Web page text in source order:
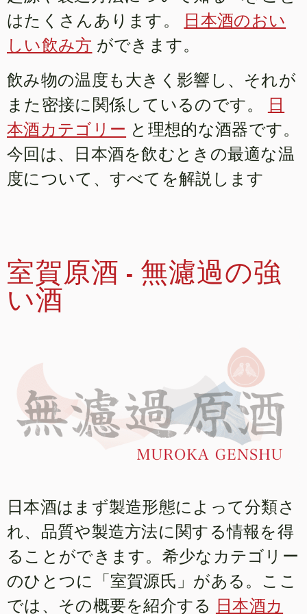
はたくさんあります。 日本酒のおい
しい飲み方 ができます。
飲み物の温度も大きく影響し、それが
また密接に関係しているのです。
日
本酒カテゴリー と理想的な酒器です。
今回は、日本酒を飲むときの最適な温
度について、すべてを解説します
室賀原酒 - 無濾過の強
い酒
日本酒はまず製造形態によって分類さ
れ、品質や製造方法に関する情報を得
ることができます。希少なカテゴリー
のひとつに「室賀源氏」がある。ここ
では、その概要を紹介する 日本酒カ